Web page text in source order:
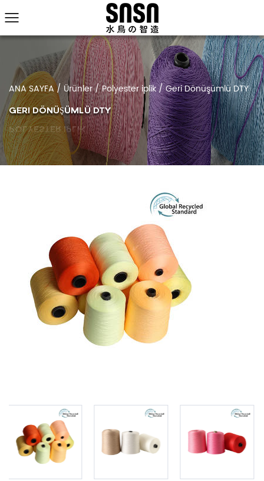
ANA SAYFA/ Ürünler/Polyester iplik/Geri Dönüşümlü DTY
GERI DÖNÜŞÜMLÜ DTY